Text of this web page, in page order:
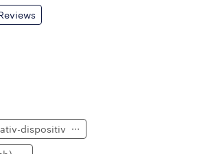
dispositiv